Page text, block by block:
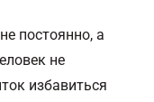
постоянно, а
не
избавиться